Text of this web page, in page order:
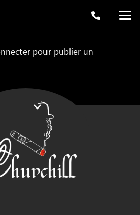
pour publier un